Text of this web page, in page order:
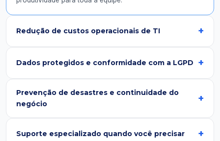
Redução de custos operacionais de TI
Dados protegidos e conformidade com a LGPD
Prevenção de desastres e continuidade do
negócio
Suporte especializado quando você precisar